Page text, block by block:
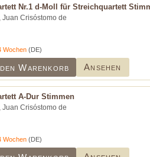
Nr.1 d-Moll für Streichquartett
Juan Crisóstomo de
Wochen (DE)
Warenkorb Ansehen
A-Dur Stimmen
Juan Crisóstomo de
Wochen (DE)